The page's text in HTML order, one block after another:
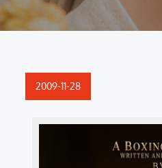
Posted
2009-11-28